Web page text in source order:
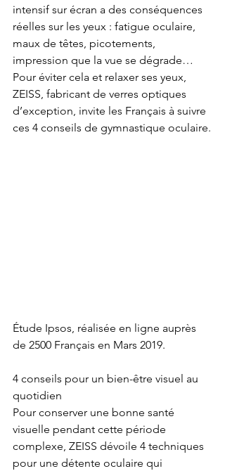
intensif sur écran a des conséquences
réelles sur les yeux : fatigue oculaire,
maux de têtes, picotements,
impression que la vue se dégrade…
Pour éviter cela et relaxer ses yeux,
ZEISS, fabricant de verres optiques
d’exception, invite les Français à suivre
ces 4 conseils de gymnastique oculaire.
Étude Ipsos, réalisée en ligne auprès
de 2500 Français en Mars 2019.
4 conseils pour un bien-être visuel au
quotidien
Pour conserver une bonne santé
visuelle pendant cette période
complexe, ZEISS dévoile 4 techniques
pour une détente oculaire qui